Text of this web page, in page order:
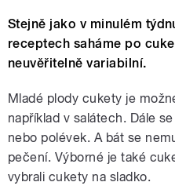
Stejně jako v minulém
receptech saháme po
neuvěřitelně variabilní.
Mladé plody cukety je
například v salátech. Dále
nebo polévek. A bát se
pečení. Výborné je také
vybrali cukety na sladko.